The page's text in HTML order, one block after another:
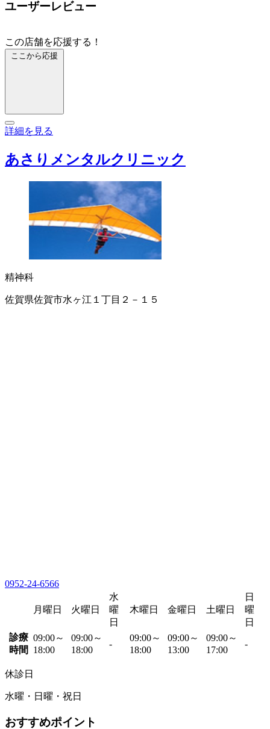
ユーザーレビュー
この店舗を応援する！
ここから応援
詳細を見る
あさりメンタルクリニック
精神科
佐賀県佐賀市水ヶ江１丁目２－１５
0952-24-6566
月曜日 火曜日
水
曜
日
木曜日 金曜日 土曜日
日
曜
日
診療
時間
09:00～
18:00
09:00～
18:00
-
09:00～
18:00
09:00～
13:00
09:00～
17:00
-
休診日
水曜・日曜・祝日
おすすめポイント